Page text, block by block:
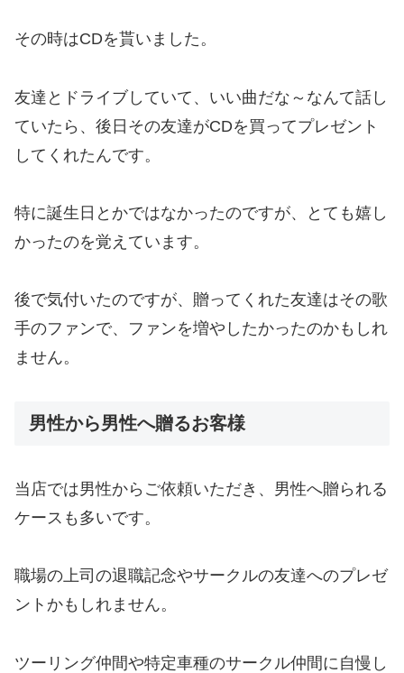
その時はCDを貰いました。
友達とドライブしていて、いい曲だな～なんて話し
ていたら、後日その友達がCDを買ってプレゼント
してくれたんです。
特に誕生日とかではなかったのですが、とても嬉し
かったのを覚えています。
後で気付いたのですが、贈ってくれた友達はその歌
手のファンで、ファンを増やしたかったのかもしれ
ません。
男性から男性へ贈るお客様
当店では男性からご依頼いただき、男性へ贈られる
ケースも多いです。
職場の上司の退職記念やサークルの友達へのプレゼ
ントかもしれません。
ツーリング仲間や特定車種のサークル仲間に自慢し